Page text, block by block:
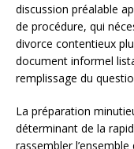
discussion préalable
de procédure, qui
divorce contentieux
document informel
remplissage du
La préparation
déterminant de la
rassembler